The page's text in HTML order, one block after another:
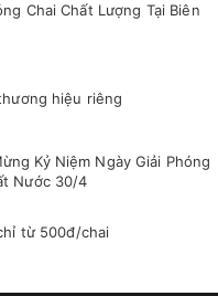
Chai Chất Lượng Tại Biên
hiệu riêng
Kỷ Niệm Ngày Giải Phóng
Nước 30/4
từ 500đ/chai